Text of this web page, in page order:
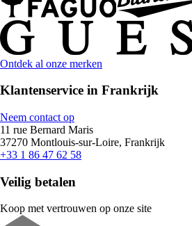
Ontdek al onze merken
Klantenservice in Frankrijk
Neem contact op
11 rue Bernard Maris
37270 Montlouis-sur-Loire, Frankrijk
+33 1 86 47 62 58
Veilig betalen
Koop met vertrouwen op onze site